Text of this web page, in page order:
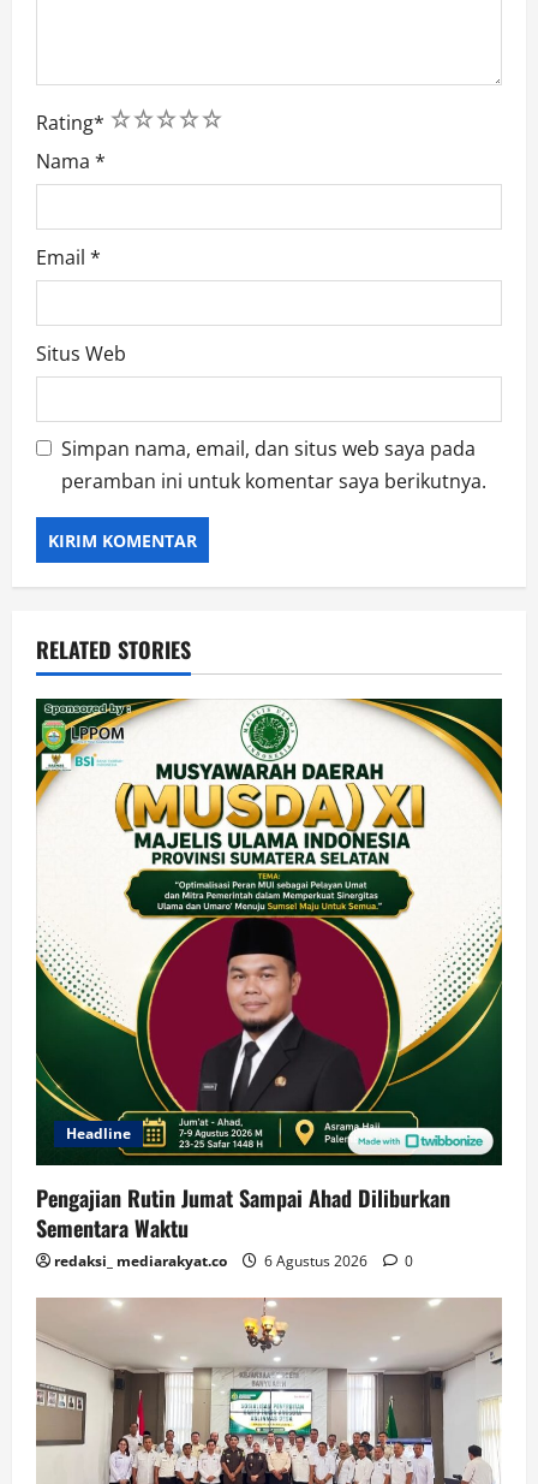
Rating* 5
4
3
2
1
Nama *
Email *
Situs Web
Simpan nama, email, dan situs web saya pada
peramban ini untuk komentar saya berikutnya.
RELATED STORIES
Headline
Pengajian Rutin Jumat Sampai Ahad Diliburkan
Sementara Waktu
redaksi_ mediarakyat.co 6 Agustus 2026 0